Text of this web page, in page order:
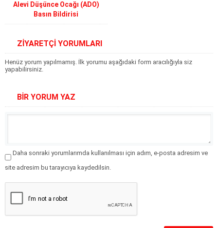
Alevi Düşünce Ocağı (ADO)
Basın Bildirisi
ZİYARETÇİ YORUMLARI
Henüz yorum yapılmamış. İlk yorumu aşağıdaki form aracılığıyla siz
yapabilirsiniz.
BİR YORUM YAZ
Daha sonraki yorumlarımda kullanılması için adım, e-posta adresim ve
site adresim bu tarayıcıya kaydedilsin.